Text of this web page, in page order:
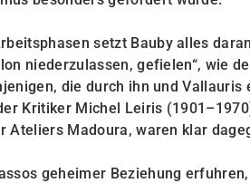
setzt Bauby alles
niederzulassen, gefielen“, wie
die durch ihn und Vallauris
Kritiker Michel Leiris
Ateliers Madoura, waren klar
geheimer Beziehung